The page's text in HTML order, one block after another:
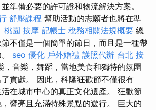
準備必要的許可證和物流解決方案。
舒壓課程 幫助活動的志願者也將在準
桃園 按摩 記帳士 稅務相關法規概要 總
不僅是一個簡單的節日，而且是一種帶
seo 優化 戶外婚禮 護照代辦 台北 按
，音樂，舞蹈，當地美食和獨特的氛圍
貢獻。 因此，科隆狂歡節不僅很有
在城市中心的真正文化遺產。 狂歡節
響亮且充滿特殊景點的遊行。 巨大的